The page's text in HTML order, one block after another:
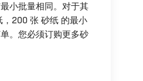
小批量相同。对于其
200 张 砂纸 的最小
。您必须订购更多砂